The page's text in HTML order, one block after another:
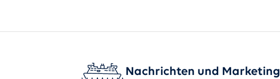
Nachrichten und Marketing